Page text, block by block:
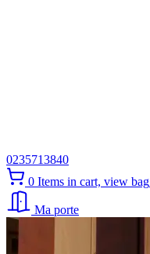
0235713840
0 Items in cart, view bag
Ma porte